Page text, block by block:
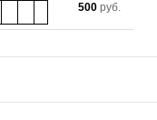
500 руб.